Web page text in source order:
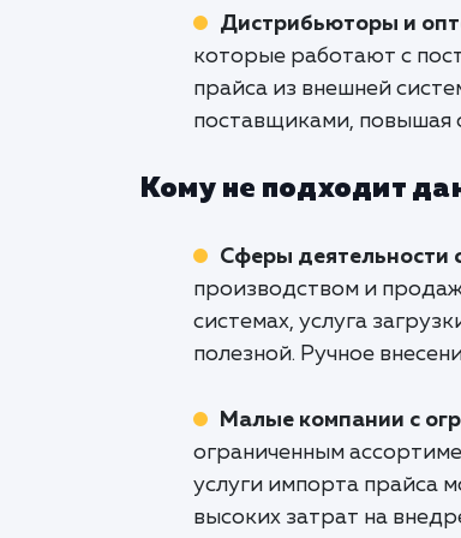
Дистрибьюторы и
которые работают с
прайса из внешней
поставщиками, повышая
Кому не подходит
Сферы деятельности
производством и
системах, услуга
полезной. Ручное
Малые компании с
ограниченным
услуги импорта прайса
высоких затрат на